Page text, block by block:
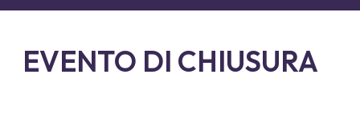
EVENTO DI CHIUSURA